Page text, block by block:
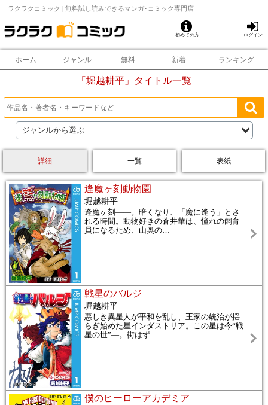
ラクラクコミック | 無料試し読みできるマンガ･コミック専門店
初めての方 ログイン
ホーム ジャンル 無料 新着 ランキング
「 堀越耕平 」タイトル一覧
ジャンルから選ぶ
詳細 一覧 表紙
逢魔ヶ刻動物園
堀越耕平
逢魔ヶ刻――。暗くなり、「魔に逢う」とさ
れる時間。動物好きの蒼井華は、憧れの飼育
員になるため、山奥の…
戦星のバルジ
堀越耕平
悪しき異星人が平和を乱し、王家の統治が揺
らぎ始めた星インダストリア。この星は今“戦
星の世”―。街はず…
僕のヒーローアカデミア